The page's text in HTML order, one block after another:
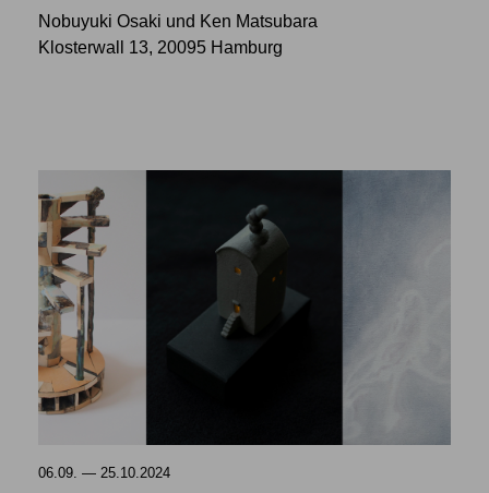
Nobuyuki Osaki und Ken Matsubara
Klosterwall 13, 20095 Hamburg
06.09. — 25.10.2024